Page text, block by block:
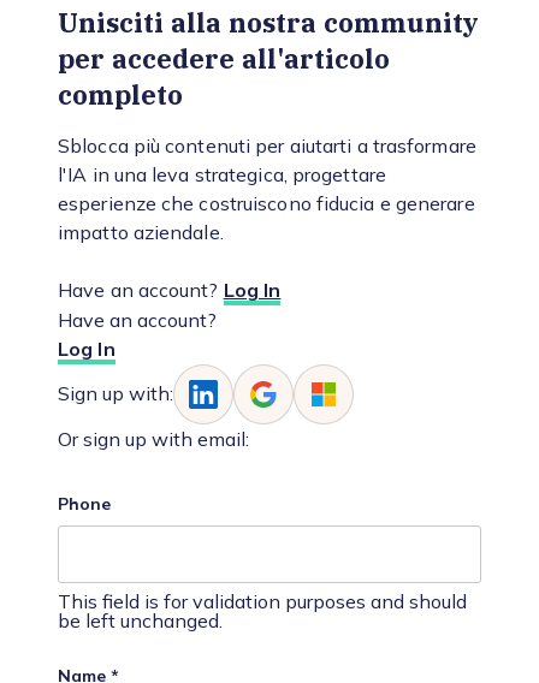
Unisciti alla nostra community
per accedere all'articolo
completo
Sblocca più contenuti per aiutarti a trasformare
l'IA in una leva strategica, progettare
esperienze che costruiscono fiducia e generare
impatto aziendale.
Have an account? Log In
Have an account?
Log In
Sign up with:
Or sign up with email:
Phone
This field is for validation purposes and should
be left unchanged.
Name *